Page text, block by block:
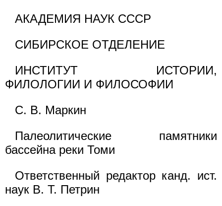
АКАДЕМИЯ НАУК СССР
СИБИРСКОЕ ОТДЕЛЕНИЕ
ИНСТИТУТ ИСТОРИИ,
ФИЛОЛОГИИ И ФИЛОСОФИИ
С. В. Маркин
Палеолитические памятники
бассейна реки Томи
Ответственный редактор канд. ист.
наук В. Т. Петрин